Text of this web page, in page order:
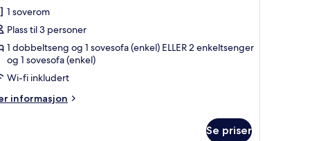
1 soverom
Plass til 3 personer
1 dobbeltseng og 1 sovesofa (enkel) ELLER 2 enkeltsenger
og 1 sovesofa (enkel)
Wi-fi inkludert
informasjon
Se priser